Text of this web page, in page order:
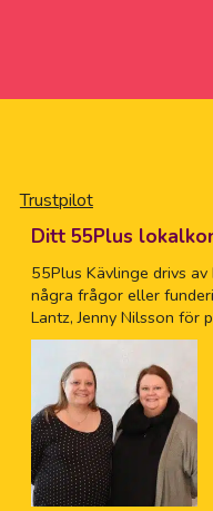
Trustpilot
Ditt 55Plus
55Plus Kävlinge drivs av
några frågor eller
Lantz, Jenny Nilsson för